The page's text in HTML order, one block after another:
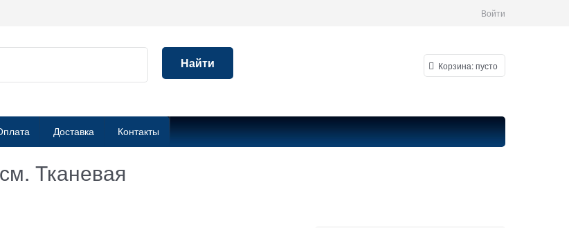
Войти
Найти Корзина:пусто
Доставка Контакты
Тканевая